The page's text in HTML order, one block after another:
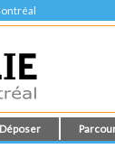
Déposer